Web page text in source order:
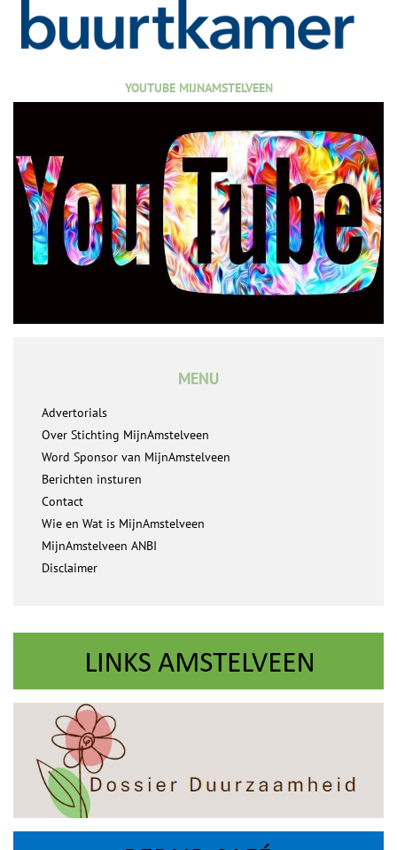
YOUTUBE MIJNAMSTELVEEN
MENU
Advertorials
Over Stichting MijnAmstelveen
Word Sponsor van MijnAmstelveen
Berichten insturen
Contact
Wie en Wat is MijnAmstelveen
MijnAmstelveen ANBI
Disclaimer